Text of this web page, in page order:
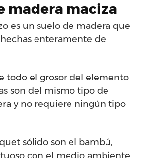
madera maciza
es un suelo de madera que
enteramente de
todo el grosor del elemento
son del mismo tipo de
y no requiere ningún tipo
sólido son el bambú,
con el medio ambiente,